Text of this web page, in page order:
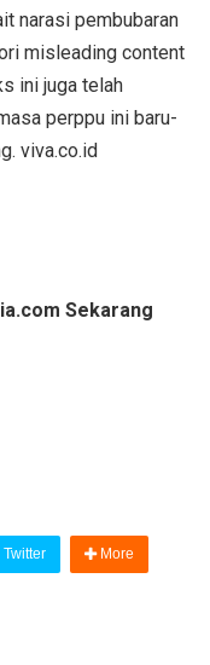
narasi pembubaran
misleading content
ini juga telah
perppu ini baru-
viva.co.id
Sekarang
Twitter More